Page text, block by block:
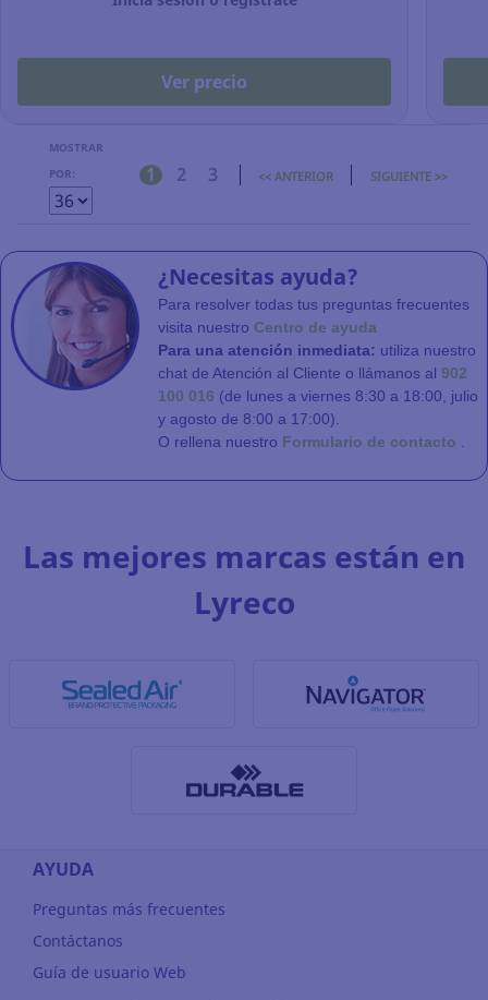
Ver precio
MOSTRAR
POR:
1 2 3 << ANTERIOR SIGUIENTE >>
¿Necesitas ayuda?
Para resolver todas tus preguntas frecuentes
visita nuestro Centro de ayuda
Para una atención inmediata: utiliza nuestro
chat de Atención al Cliente o llámanos al 902
100 016 (de lunes a viernes 8:30 a 18:00, julio
y agosto de 8:00 a 17:00).
O rellena nuestro Formulario de contacto
Las mejores marcas están en
Lyreco
AYUDA
Preguntas más frecuentes
Contáctanos
Guía de usuario Web